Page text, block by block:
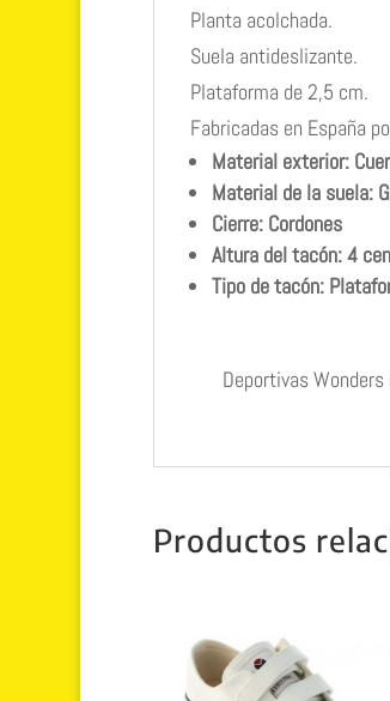
Planta acolchada.
Suela antideslizante.
Plataforma de 2,5 cm.
Fabricadas en España
Material exterior:
Material de la suela:
Cierre: Cordones
Altura del tacón: 4
Tipo de tacón:
Deportivas Wonders
Productos